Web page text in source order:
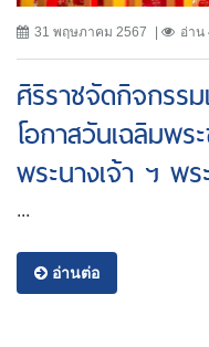
31 พฤษภาคม 2567 อ่าน
ศิริราชจัดกิจกรรม
โอกาสวันเฉลิมพ
พระนางเจ้า ฯ พ
...
อ่านต่อ